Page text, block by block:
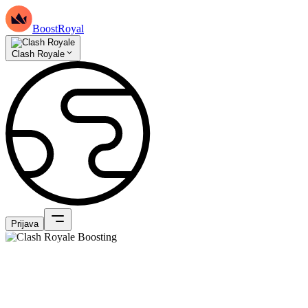
BoostRoyal
Clash Royale
Prijava